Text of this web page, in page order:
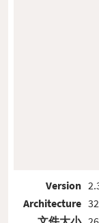
Version
Architecture 32